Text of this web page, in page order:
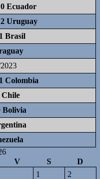
Ecuador
Uruguay
Brasil
Colombia
Chile
Bolivia
V S
D
1
2